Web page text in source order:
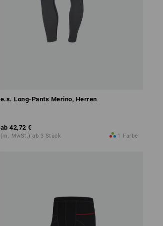
e.s. Long-Pants Merino, Herren
ab 42,72 €
(m. MwSt.) ab 3 Stück 1 Farbe